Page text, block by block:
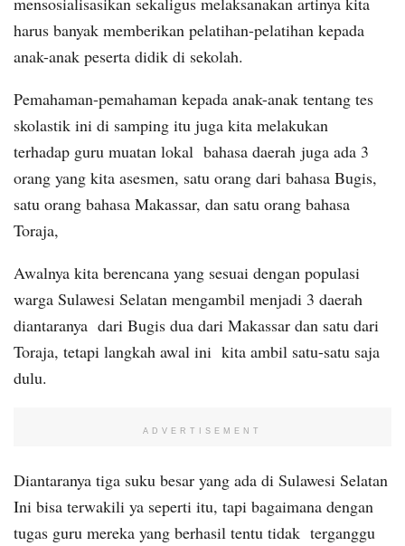
harus banyak memberikan pelatihan-pelatihan kepada
anak-anak peserta didik di sekolah.
Pemahaman-pemahaman kepada anak-anak tentang tes
skolastik ini di samping itu juga kita melakukan
terhadap guru muatan lokal bahasa daerah juga ada 3
orang yang kita asesmen, satu orang dari bahasa Bugis,
satu orang bahasa Makassar, dan satu orang bahasa
Toraja,
Awalnya kita berencana yang sesuai dengan populasi
warga Sulawesi Selatan mengambil menjadi 3 daerah
diantaranya dari Bugis dua dari Makassar dan satu dari
Toraja, tetapi langkah awal ini kita ambil satu-satu saja
dulu.
ADVERTISEMENT
Diantaranya tiga suku besar yang ada di Sulawesi Selatan
Ini bisa terwakili ya seperti itu, tapi bagaimana dengan
tugas guru mereka yang berhasil tentu tidak terganggu